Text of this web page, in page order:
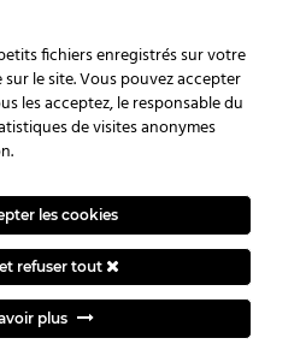
requises sur les liens ou
mentionnés.
Stripe
On
BLOG
fichiers enregistrés sur votre
le site. Vous pouvez accepter
les acceptez, le responsable du
de visites anonymes
les cookies
refuser tout
plus